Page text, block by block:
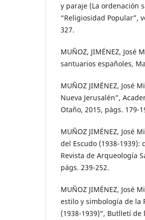
y paraje (La ordenación
“Religiosidad Popular”,
327.
MUÑOZ, JIMÉNEZ,
santuarios españoles,
MUÑOZ JIMÉNEZ, José
Nueva Jerusalén”,
Otaño, 2015, págs. 179-
MUÑOZ JIMÉNEZ, José
del Escudo (1938-1939):
Revista de Arqueología
págs. 239-252.
MUÑOZ JIMÉNEZ, José
estilo y simbología de la
(1938-1939)”, Butlletí de